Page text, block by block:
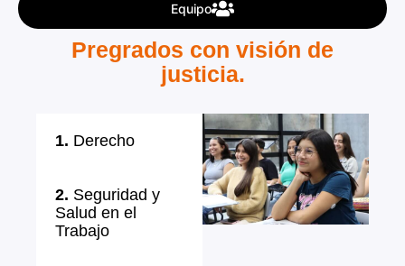
Equipo
Pregrados con visión de
justicia.
1. Derecho
2. Seguridad y
Salud en el
Trabajo